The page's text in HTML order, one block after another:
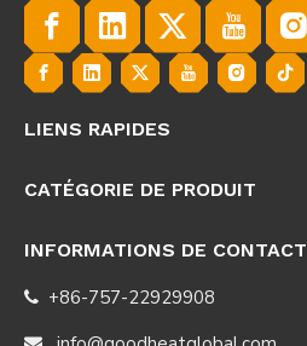
LIENS RAPIDES
CATÉGORIE DE PRODUIT
INFORMATIONS DE CONTACT
 +86-757-22929908